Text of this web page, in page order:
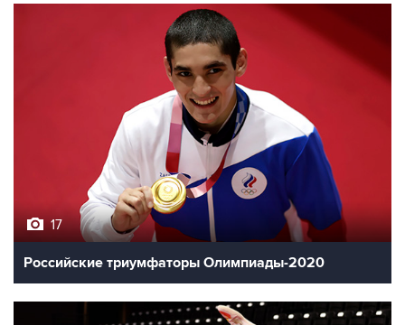
17
Российские триумфаторы Олимпиады-2020